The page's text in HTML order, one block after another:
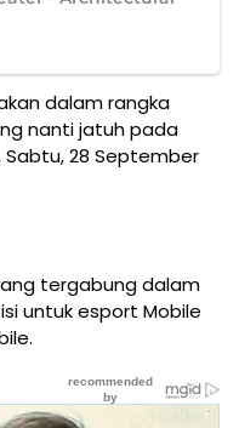
dalam rangka
nanti jatuh pada
28 September
tergabung dalam
untuk esport Mobile